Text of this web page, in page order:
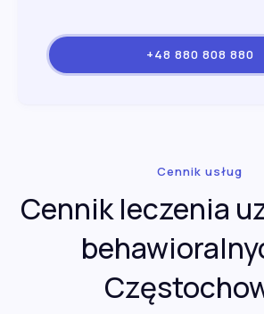
+48 880 808 880
Cennik usług
Cennik leczenia